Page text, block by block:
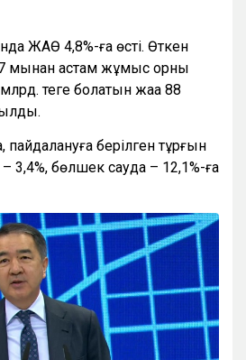
ЖАӨ 4,8%-ға өсті. Өткен
астам жұмыс орны
теңге болатын жаңа 88
пайдалануға берілген тұрғын
3,4%, бөлшек сауда – 12,1%-ға